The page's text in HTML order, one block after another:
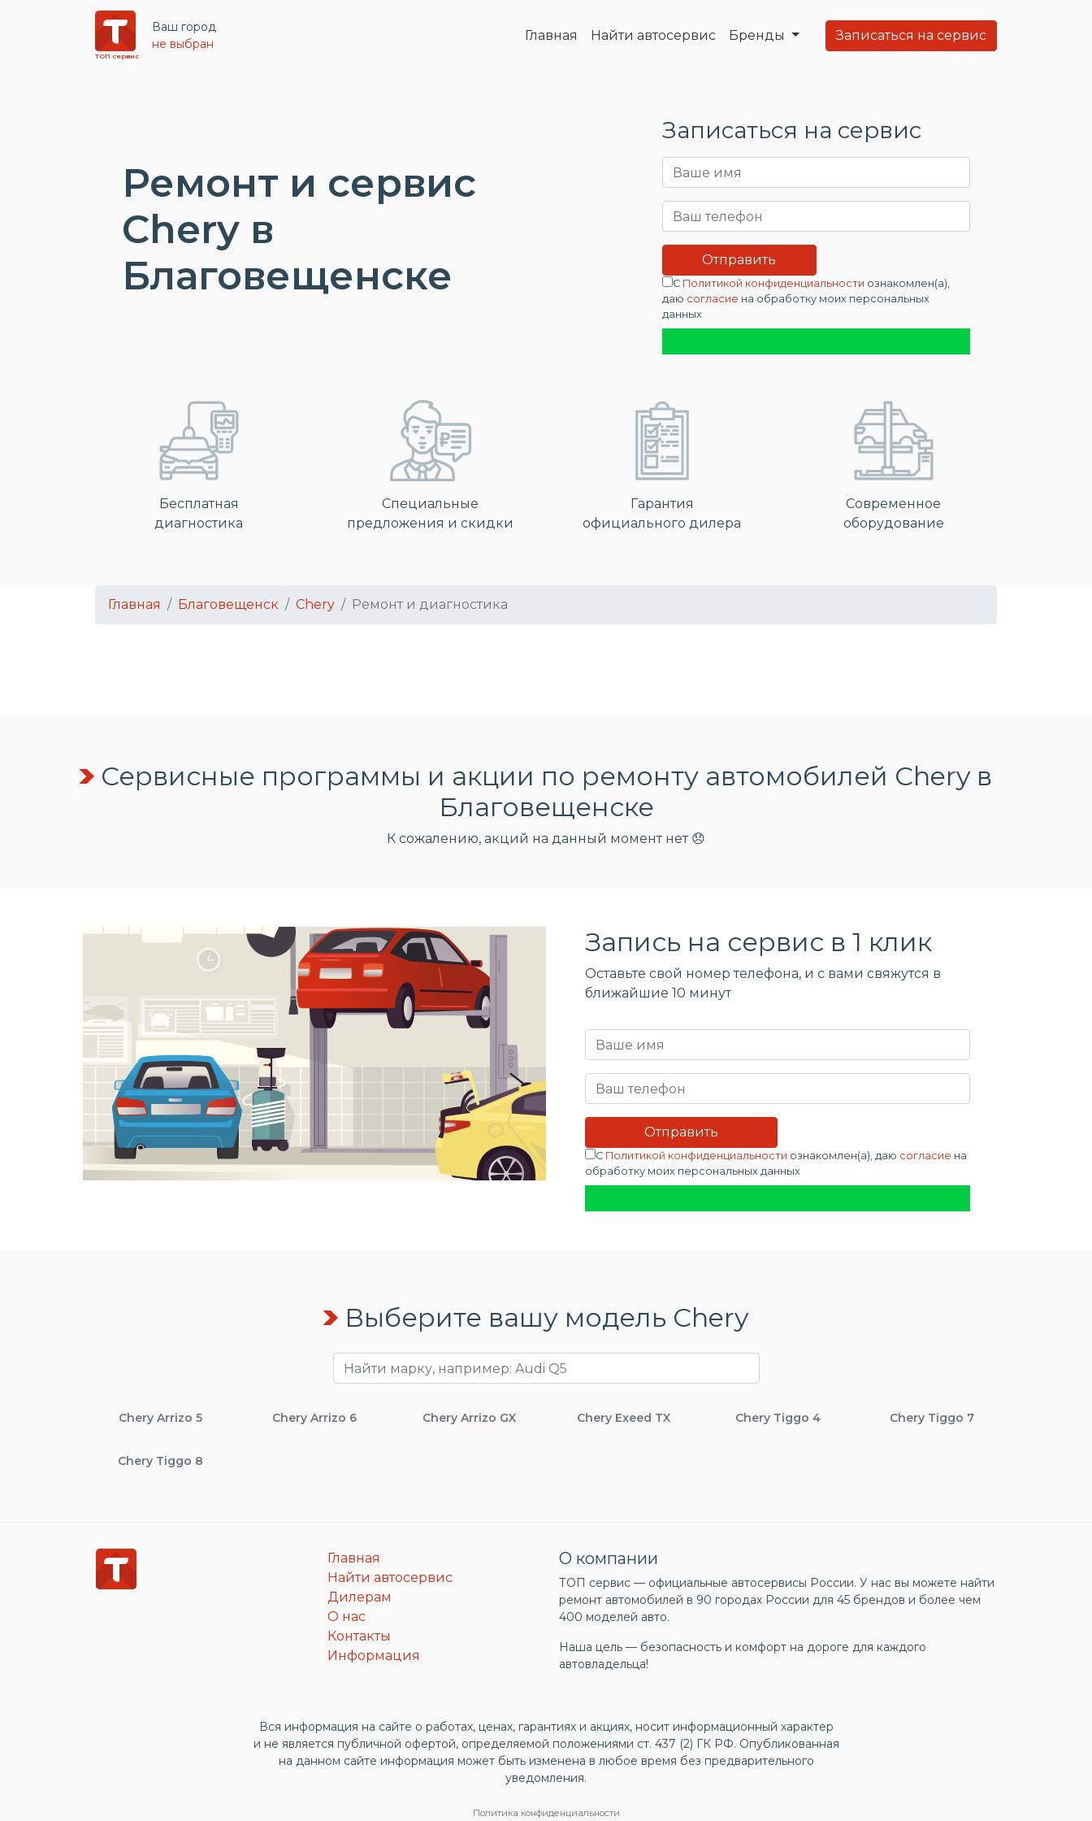
ТОП сервис
Ваш город
не выбран
Главная Найти автосервис Бренды Записаться на сервис
Ремонт и сервис
Chery в
Благовещенске
Записаться на сервис
С Политикой конфиденциальности ознакомлен(а),
даю согласие на обработку моих персональных
данных
Бесплатная
диагностика
Специальные
предложения и скидки
Гарантия
официального дилера
Современное
оборудование
Главная Благовещенск Chery Ремонт и диагностика
Сервисные программы и акции по ремонту автомобилей Chery в
Благовещенске
К сожалению, акций на данный момент нет 😞
Запись на сервис в 1 клик
Оставьте свой номер телефона, и c вами свяжутся в
ближайшие 10 минут
С Политикой конфиденциальности ознакомлен(а), даю согласие на
обработку моих персональных данных
Выберите вашу модель Chery
Chery Arrizo 5 Chery Arrizo 6 Chery Arrizo GX Chery Exeed TX Chery Tiggo 4 Chery Tiggo 7
Chery Tiggo 8
Главная
Найти автосервис
Дилерам
О нас
Контакты
Информация
О компании
ТОП сервис — официальные автосервисы России. У нас вы можете найти
ремонт автомобилей в 90 городах России для 45 брендов и более чем
400 моделей авто.
Наша цель — безопасность и комфорт на дороге для каждого
автовладельца!
Вся информация на сайте о работах, ценах, гарантиях и акциях, носит информационный характер
и не является публичной офертой, определяемой положениями ст. 437 (2) ГК РФ. Опубликованная
на данном сайте информация может быть изменена в любое время без предварительного
уведомления.
Политика конфиденциальности